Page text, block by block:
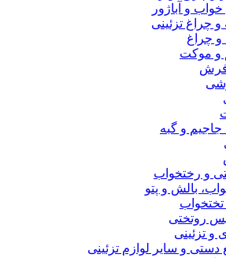
و آباژور
چراغ تزئینی
و چراغ
و موکت
فرش
جاجیم و گبه
و رختخواب
بالش و پتو
روتختی
و تزئینی
دستی و سایر لوازم تزئینی